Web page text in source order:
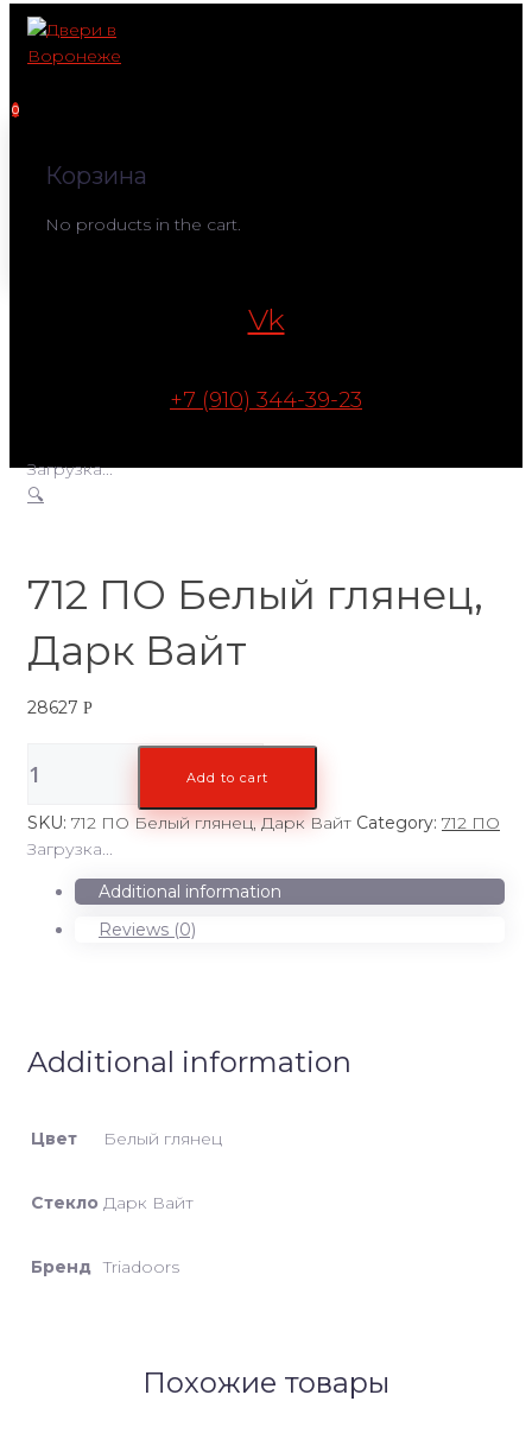
Перейти
контенту
0
Корзина
No products in the cart.
Vk
+7 (910) 344-39-23
Загрузка...
🔍
712 ПО Белый глянец,
Дарк Вайт
28627 Р
ПО
глянец,
Дарк
Вайт
quantity
Add to cart
SKU: 712 ПО Белый глянец, Дарк Вайт Category: 712 ПО
Загрузка...
Additional information
Reviews (0)
Additional information
Цвет Белый глянец
Стекло Дарк Вайт
Бренд Triadoors
Похожие товары